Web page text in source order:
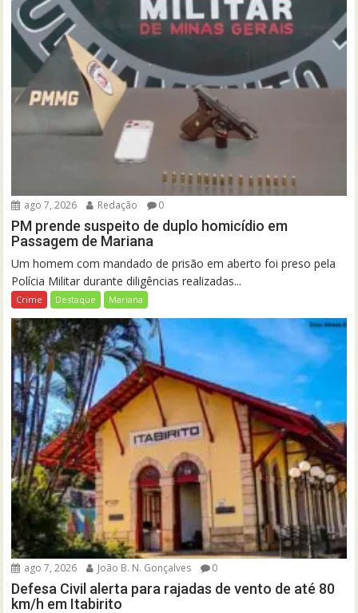
ago 7, 2026 Redação 0
PM prende suspeito de duplo homicídio em
Passagem de Mariana
Um homem com mandado de prisão em aberto foi preso pela
Polícia Militar durante diligências realizadas...
Crime Destaque Mariana
ago 7, 2026 João B. N. Gonçalves 0
Defesa Civil alerta para rajadas de vento de até 80
km/h em Itabirito